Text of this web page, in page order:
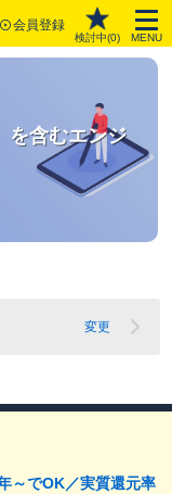
会員登録
検討中(0) MENU
を含むエンジ
変更
～でOK／実質還元率